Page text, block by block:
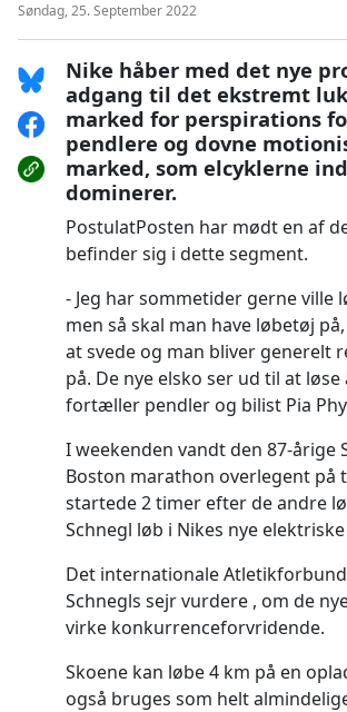
Søndag, 25. September 2022
Nike håber med det nye
adgang til det ekstremt
marked for perspirations
pendlere og dovne
marked, som elcyklerne
dominerer.
PostulatPosten har mødt en af
befinder sig i dette segment.
Jeg har sommetider gerne ville
men så skal man have løbetøj
at svede og man bliver generelt
på. De nye elsko ser ud til at
fortæller pendler og bilist Pia
I weekenden vandt den 87-årige
Boston marathon overlegent på
startede 2 timer efter de andre
Schnegl løb i Nikes nye
Det internationale
Schnegls sejr vurdere , om de
virke konkurrenceforvridende.
Skoene kan løbe 4 km på en
også bruges som helt